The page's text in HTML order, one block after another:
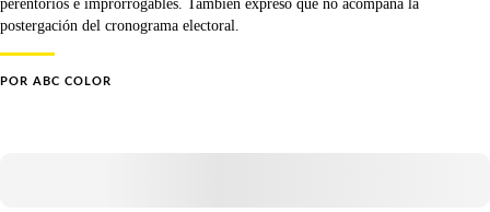
perentorios e improrrogables. También expresó que no acompaña la
postergación del cronograma electoral.
POR ABC COLOR